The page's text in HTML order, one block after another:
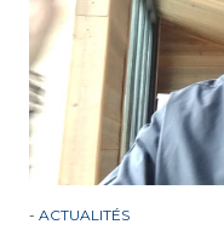
- ACTUALITÉS